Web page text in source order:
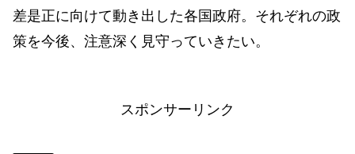
差是正に向けて動き出した各国政府。それぞれの政
策を今後、注意深く見守っていきたい。
スポンサーリンク